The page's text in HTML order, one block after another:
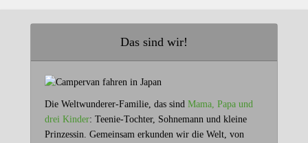
Das sind wir!
Die Weltwunderer-Familie, das sind Mama, Papa und
drei Kinder: Teenie-Tochter, Sohnemann und kleine
Prinzessin. Gemeinsam erkunden wir die Welt, von